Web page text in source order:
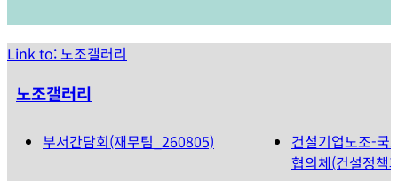
Link to: 노조갤러리
노조갤러리
부서간담회(재무팀_260805)
건설기업노조-국
협의체(건설정책